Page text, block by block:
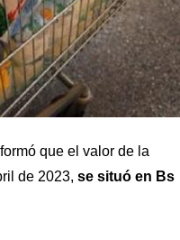
que el valor de la
de 2023, se situó en Bs